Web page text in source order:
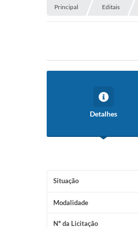
Principal Editais
Detalhes
Situação
Modalidade
Nº da Licitação